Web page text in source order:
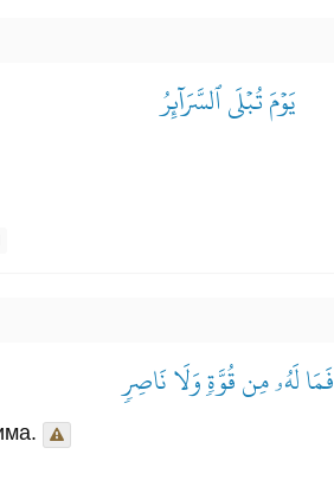
يَوۡمَ تُبۡلَى ٱلسَّرَآئِرُ
فَمَا لَهُۥ مِن قُوَّةٖ وَلَا نَاصِرٖ